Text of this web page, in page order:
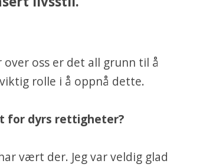
oss er det all grunn til å
rolle i å oppnå dette.
for dyrs rettigheter?
vært der. Jeg var veldig glad